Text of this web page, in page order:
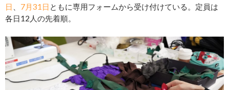
日
7月31日 ともに専用フォームから受け付けている。定員は
各日12人の先着順。